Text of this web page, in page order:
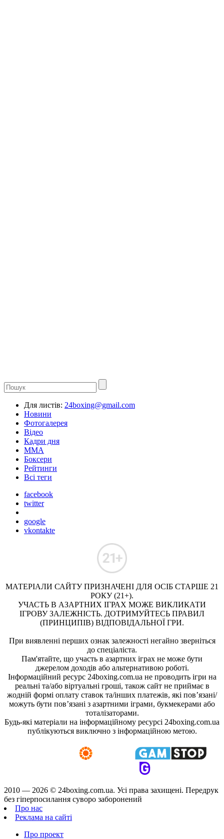
Для листів: 24boxing@gmail.com
Новини
Фотогалерея
Відео
Кадри дня
ММА
Боксери
Рейтинги
Всі теги
facebook
twitter
google
vkontakte
МАТЕРІАЛИ САЙТУ ПРИЗНАЧЕНІ ДЛЯ ОСІБ СТАРШЕ 21
РОКУ (21+).
УЧАСТЬ В АЗАРТНИХ ІГРАХ МОЖЕ ВИКЛИКАТИ
ІГРОВУ ЗАЛЕЖНІСТЬ. ДОТРИМУЙТЕСЬ ПРАВИЛ
(ПРИНЦИПІВ) ВІДПОВІДАЛЬНОЇ ГРИ.
При виявленні перших ознак залежності негайно зверніться
до спеціаліста.
Пам'ятайте, що участь в азартних іграх не може бути
джерелом доходів або альтернативою роботі.
Інформаційний ресурс 24boxing.com.ua не проводить ігри на
реальні та/або віртуальні гроші, також сайт не приймає в
жодній формі оплату ставок та/інших платежів, які пов’язані/
можуть бути пов’язані з азартними іграми, букмекерами або
тоталізаторами.
Будь-які матеріали на інформаційному ресурсі 24boxing.com.ua
публікуються виключно з інформаційною метою.
2010 — 2026 © 24boxing.com.ua. Усi права захищенi. Передрук
без гіперпосилання суворо заборонений
Про нас
Реклама на сайті
Про проект